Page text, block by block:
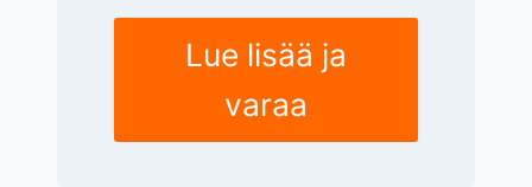
Lue lisää ja
varaa